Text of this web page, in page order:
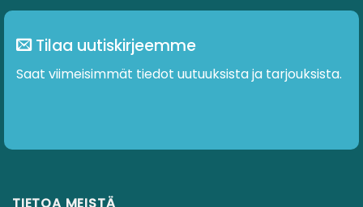
Tilaa uutiskirjeemme
Saat viimeisimmät tiedot uutuuksista ja tarjouksista.
TIETOA MEISTÄ